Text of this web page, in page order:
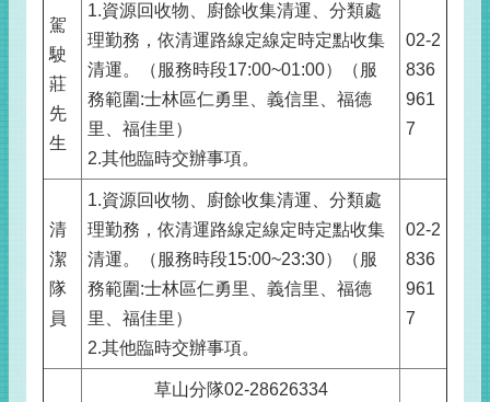
駕
駛
莊
先
生
1.資源回收物、廚餘收集清運、分類處
理勤務，依清運路線定線定時定點收集
清運。（服務時段17:00~01:00）（服
務範圍:士林區仁勇里、義信里、福德
里、福佳里）
2.其他臨時交辦事項。
02-2
836
961
7
清
潔
隊
員
1.資源回收物、廚餘收集清運、分類處
理勤務，依清運路線定線定時定點收集
清運。（服務時段15:00~23:30）（服
務範圍:士林區仁勇里、義信里、福德
里、福佳里）
2.其他臨時交辦事項。
02-2
836
961
7
草山分隊02-28626334